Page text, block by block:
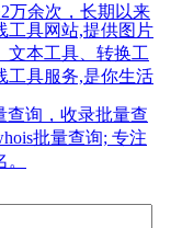
万余次，长期以来
工具网站,提供图片
文本工具、转换工
工具服务,是你生活
查询，收录批量查
批量查询; 专注